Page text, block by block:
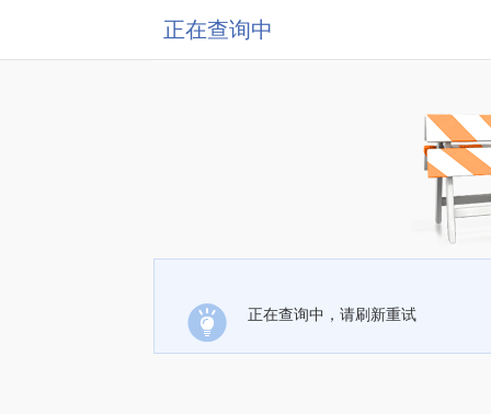
正在查询中
正在查询中，请刷新重试